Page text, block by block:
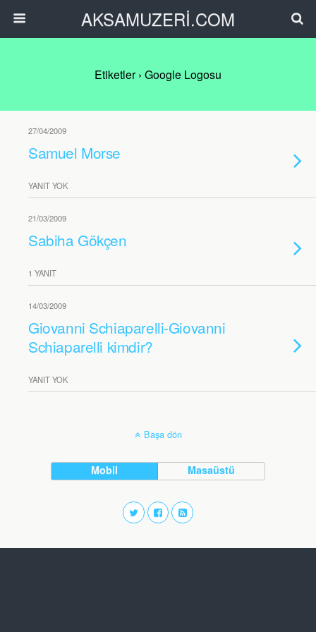
AKSAMUZERİ.COM
Etiketler › Google Logosu
27/04/2009
Samuel Morse
YANIT YOK
21/03/2009
Sabiha Gökçen
1 YANIT
14/03/2009
Giovanni Schiaparelli-Giovanni
Schiaparelli kimdir?
YANIT YOK
Başa dön
Mobil Masaüstü